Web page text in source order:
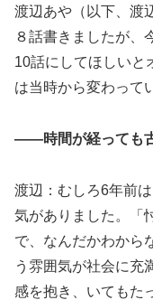
渡辺あや（以下、渡
８話書きましたが、
10話にしてほしいと
は当時から変わって
――時間が経っても
渡辺：むしろ6年前
気がありました。「
で、なんだかわから
う雰囲気が社会に充
感を抱き、いてもた